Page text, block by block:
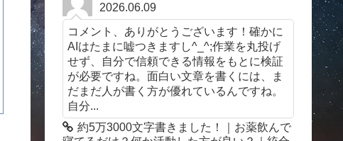
2026.06.09
コメント、ありがとうございます！確かに
AIはたまに嘘つきますし^_^;作業を丸投げ
せず、自分で信頼できる情報をもとに検証
が必要ですね。面白い文章を書くには、ま
だまだ人が書く方が優れているんですね。
自分...
約5万3000文字書きました！｜お薬飲んで